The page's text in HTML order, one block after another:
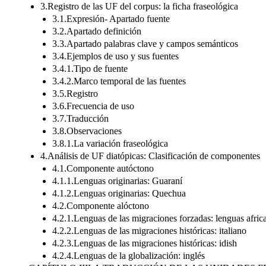
3.Registro de las UF del corpus: la ficha fraseológica
3.1.Expresión- Apartado fuente
3.2.Apartado definición
3.3.Apartado palabras clave y campos semánticos
3.4.Ejemplos de uso y sus fuentes
3.4.1.Tipo de fuente
3.4.2.Marco temporal de las fuentes
3.5.Registro
3.6.Frecuencia de uso
3.7.Traducción
3.8.Observaciones
3.8.1.La variación fraseológica
4.Análisis de UF diatópicas: Clasificación de componentes
4.1.Componente autóctono
4.1.1.Lenguas originarias: Guaraní
4.1.2.Lenguas originarias: Quechua
4.2.Componente alóctono
4.2.1.Lenguas de las migraciones forzadas: lenguas
4.2.2.Lenguas de las migraciones históricas: italiano
4.2.3.Lenguas de las migraciones históricas: idish
4.2.4.Lenguas de la globalización: inglés